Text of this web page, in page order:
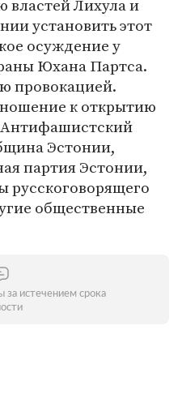
властей Лихула и
установить этот
осуждение у
Юхана Партса.
провокацией.
к открытию
Антифашистский
Эстонии,
партия Эстонии,
общественные
за истечением срока